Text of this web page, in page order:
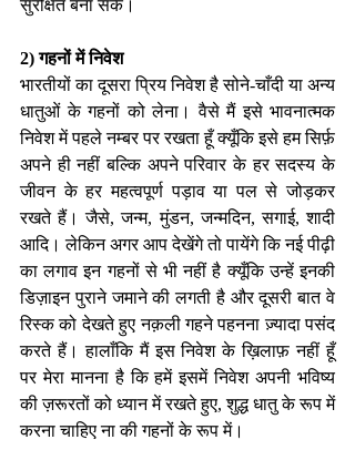
सुरक्षित बना सकें।
2) गहनों में निवेश
भारतीयों का दूसरा प्रिय निवेश है सोने-चाँदी या अन्य
धातुओं के गहनों को लेना। वैसे मैं इसे भावनात्मक
निवेश में पहले नम्बर पर रखता हूँ क्यूँकि इसे हम सिर्फ़
अपने ही नहीं बल्कि अपने परिवार के हर सदस्य के
जीवन के हर महत्वपूर्ण पड़ाव या पल से जोड़कर
रखते हैं। जैसे, जन्म, मुंडन, जन्मदिन, सगाई, शादी
आदि। लेकिन अगर आप देखेंगे तो पायेंगे कि नई पीढ़ी
का लगाव इन गहनों से भी नहीं है क्यूँकि उन्हें इनकी
डिज़ाइन पुराने जमाने की लगती है और दूसरी बात वे
रिस्क को देखते हुए नक़ली गहने पहनना ज़्यादा पसंद
करते हैं। हालाँकि मैं इस निवेश के ख़िलाफ़ नहीं हूँ
पर मेरा मानना है कि हमें इसमें निवेश अपनी भविष्य
की ज़रूरतों को ध्यान में रखते हुए, शुद्ध धातु के रूप में
करना चाहिए ना की गहनों के रूप में।